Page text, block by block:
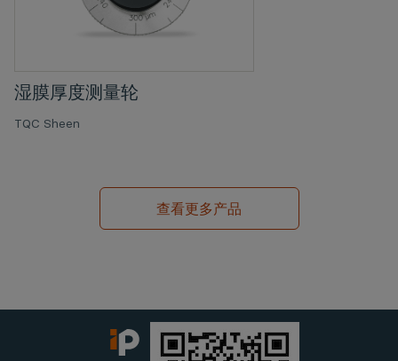
湿膜厚度测量轮
TQC Sheen
查看更多产品